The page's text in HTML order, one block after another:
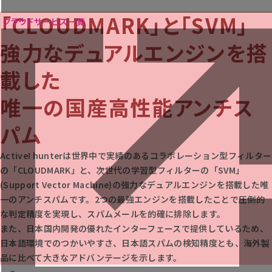
クラウドサービス一覧
ウェビナー
お役立ち資料
「CLOUDMARK」と「SVM」
強力なデュアルエンジンを搭
載した
唯一の国産高性能アンチス
パム
Active! hunterは世界中で実績のあるコラボレーション型フィルター
の「CLOUDMARK」と、次世代の学習型フィルターの「SVM」
(Support Vector Machine)の強力なデュアルエンジンを搭載した唯
一のアンチスパムです。2つの最強エンジンを搭載したことで圧倒的
な判定精度を実現し、スパムメールを的確に排除します。
また、日本国内開発の優れたインターフェースで提供しているため、
日本語環境でのつかいやすさ、日本語スパムの検知精度とも、海外製
品に比べて大きなアドバンテージを示します。